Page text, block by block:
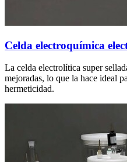
Celda electroquímica
La celda electrolítica super
mejoradas, lo que la hace ideal
hermeticidad.